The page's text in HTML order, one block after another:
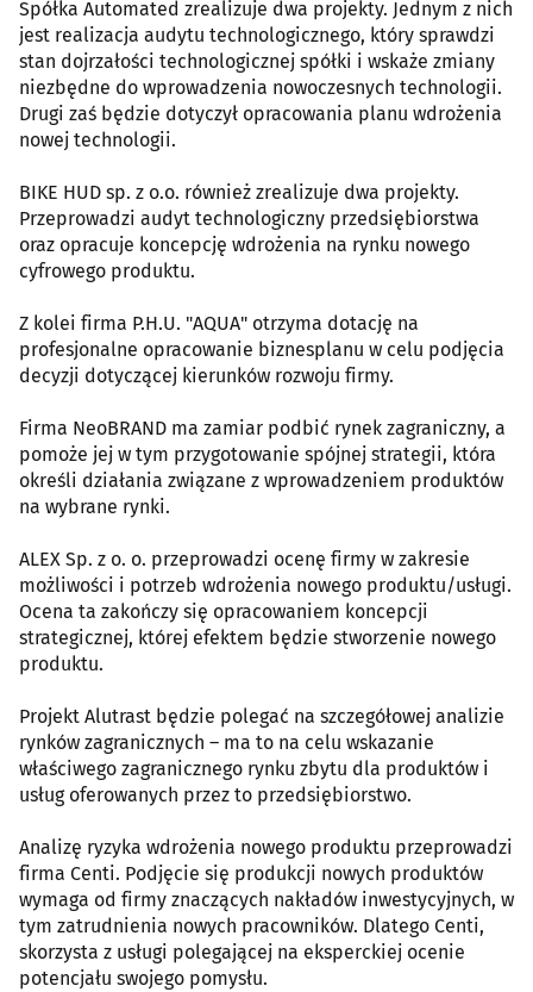
Spółka Automated zrealizuje dwa projekty. Jednym z nich
jest realizacja audytu technologicznego, który sprawdzi
stan dojrzałości technologicznej spółki i wskaże zmiany
niezbędne do wprowadzenia nowoczesnych technologii.
Drugi zaś będzie dotyczył opracowania planu wdrożenia
nowej technologii.
BIKE HUD sp. z o.o. również zrealizuje dwa projekty.
Przeprowadzi audyt technologiczny przedsiębiorstwa
oraz opracuje koncepcję wdrożenia na rynku nowego
cyfrowego produktu.
Z kolei firma P.H.U. "AQUA" otrzyma dotację na
profesjonalne opracowanie biznesplanu w celu podjęcia
decyzji dotyczącej kierunków rozwoju firmy.
Firma NeoBRAND ma zamiar podbić rynek zagraniczny, a
pomoże jej w tym przygotowanie spójnej strategii, która
określi działania związane z wprowadzeniem produktów
na wybrane rynki.
ALEX Sp. z o. o. przeprowadzi ocenę firmy w zakresie
możliwości i potrzeb wdrożenia nowego produktu/usługi.
Ocena ta zakończy się opracowaniem koncepcji
strategicznej, której efektem będzie stworzenie nowego
produktu.
Projekt Alutrast będzie polegać na szczegółowej analizie
rynków zagranicznych – ma to na celu wskazanie
właściwego zagranicznego rynku zbytu dla produktów i
usług oferowanych przez to przedsiębiorstwo.
Analizę ryzyka wdrożenia nowego produktu przeprowadzi
firma Centi. Podjęcie się produkcji nowych produktów
wymaga od firmy znaczących nakładów inwestycyjnych, w
tym zatrudnienia nowych pracowników. Dlatego Centi,
skorzysta z usługi polegającej na eksperckiej ocenie
potencjału swojego pomysłu.